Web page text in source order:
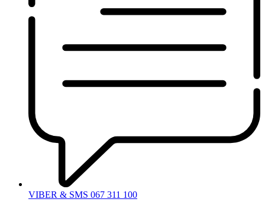
VIBER & SMS 067 311 100